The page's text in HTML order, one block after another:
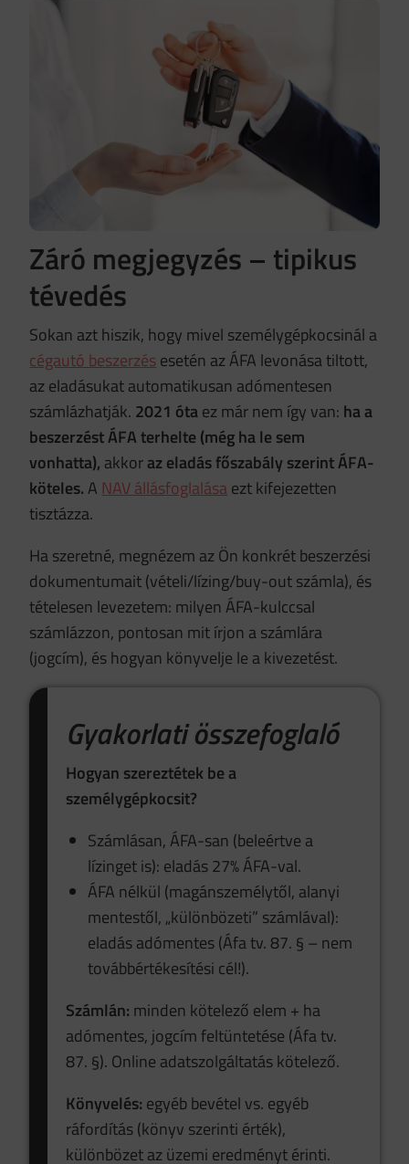
Záró megjegyzés – tipikus
tévedés
Sokan azt hiszik, hogy mivel személygépkocsinál a
cégautó beszerzésesetén az ÁFA levonása tiltott,
az eladásukat automatikusan adómentesen
számlázhatják. 2021 ótaez már nem így van: ha a
beszerzést ÁFA terhelte(még ha le sem
vonhatta), akkoraz eladás főszabály szerint ÁFA-
köteles.ANAV állásfoglalásaezt kifejezetten
tisztázza.
Ha szeretné, megnézem az Ön konkrét beszerzési
dokumentumait (vételi/lízing/buy-out számla), és
tételesen levezetem: milyen ÁFA-kulccsal
számlázzon, pontosan mit írjon a számlára
(jogcím), és hogyan könyvelje le a kivezetést.
Gyakorlati összefoglaló
Hogyan szereztétek be a
személygépkocsit?
Számlásan, ÁFA-san (beleértve a
lízinget is): eladás 27% ÁFA-val.
ÁFA nélkül (magánszemélytől, alanyi
mentestől, „különbözeti” számlával):
eladás adómentes (Áfa tv. 87. § – nem
továbbértékesítési cél!).
Számlán: minden kötelező elem + ha
adómentes, jogcím feltüntetése (Áfa tv.
87. §). Online adatszolgáltatás kötelező.
Könyvelés: egyéb bevétel vs. egyéb
ráfordítás (könyv szerinti érték),
különbözet az üzemi eredményt érinti.